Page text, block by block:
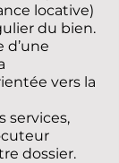
locative)
du bien.
d’une
vers la
services,
dossier.